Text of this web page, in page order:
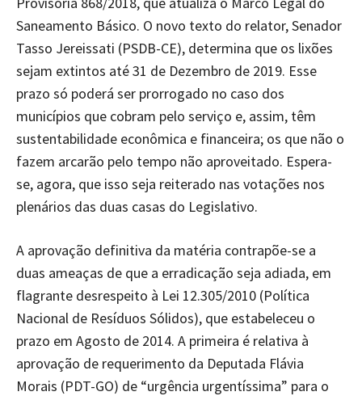
Saneamento Básico. O novo texto do relator, Senador
Tasso Jereissati (PSDB-CE), determina que os lixões
sejam extintos até 31 de Dezembro de 2019. Esse
prazo só poderá ser prorrogado no caso dos
municípios que cobram pelo serviço e, assim, têm
sustentabilidade econômica e financeira; os que não o
fazem arcarão pelo tempo não aproveitado. Espera-
se, agora, que isso seja reiterado nas votações nos
plenários das duas casas do Legislativo.
A aprovação definitiva da matéria contrapõe-se a
duas ameaças de que a erradicação seja adiada, em
flagrante desrespeito à Lei 12.305/2010 (Política
Nacional de Resíduos Sólidos), que estabeleceu o
prazo em Agosto de 2014. A primeira é relativa à
aprovação de requerimento da Deputada Flávia
Morais (PDT-GO) de “urgência urgentíssima” para o